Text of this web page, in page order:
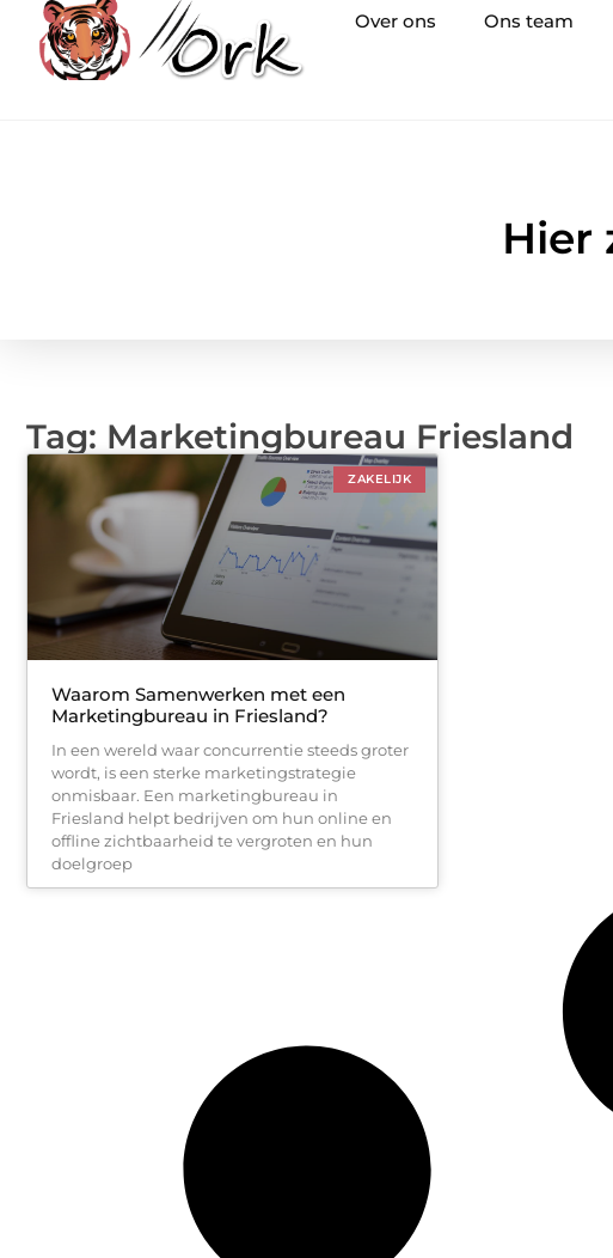
Over ons Ons team
Hier
Tag: Marketingbureau Friesland
ZAKELIJK
Waarom Samenwerken met een
Marketingbureau in Friesland?
In een wereld waar concurrentie steeds groter
wordt, is een sterke marketingstrategie
onmisbaar. Een marketingbureau in
Friesland helpt bedrijven om hun online en
offline zichtbaarheid te vergroten en hun
doelgroep